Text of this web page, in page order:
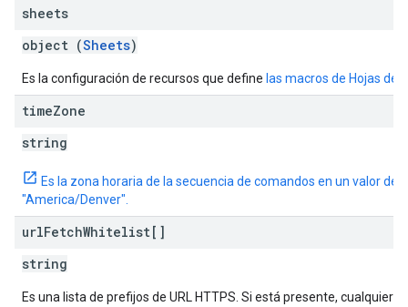
sheets
object (Sheets)
Es la configuración de recursos que define las macros de Hojas de
timeZone
string
Es la zona horaria de la secuencia de comandos en un valor de
"America/Denver".
urlFetchWhitelist[]
string
Es una lista de prefijos de URL HTTPS. Si está presente, cualquier